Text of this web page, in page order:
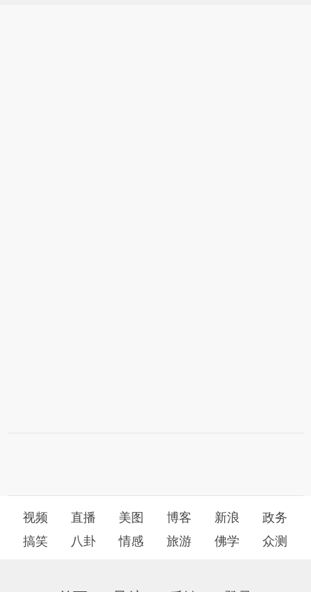
视频 直播 美图 博客 新浪
政务
搞笑
八卦 情感 旅游 佛学 众测